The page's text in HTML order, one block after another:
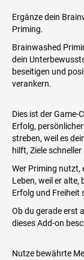
Ergänze dein
Priming.
Brainwashed
dein
beseitigen und
verankern.
Dies ist der Game-
Erfolg,
streben, weil es
hilft, Ziele
Wer Priming nutzt,
Leben, weil er
Erfolg und Freiheit
Ob du gerade erst
dieses Add-on
Nutze bewährte